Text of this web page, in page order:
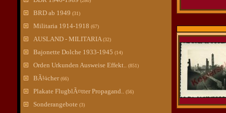
BRD ab 1949 (31)
Militaria 1914-1918 (67)
AUSLAND - MILITARIA (32)
Bajonette Dolche 1933-1945 (14)
Orden Urkunden Ausweise Effekt.. (851)
BÃ¼cher (66)
Plakate FlugblÃ¤tter Propagand.. (56)
Sonderangebote (3)